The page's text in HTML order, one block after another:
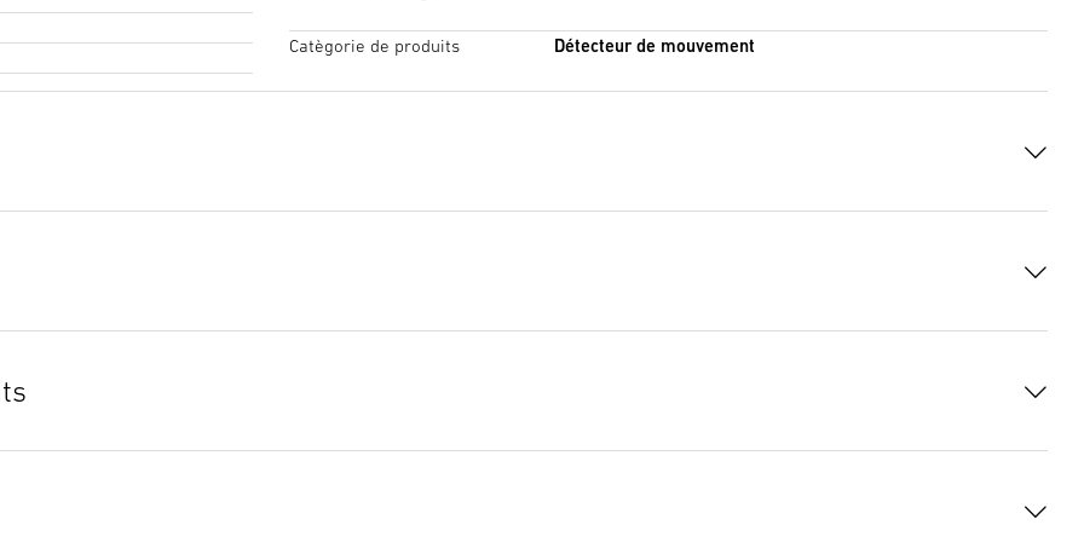
Catègorie de produits Détecteur de mouvement
Texte de soumission PDF(PDF, 112 KB)